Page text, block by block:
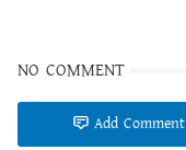
NO COMMENT
Add Comment